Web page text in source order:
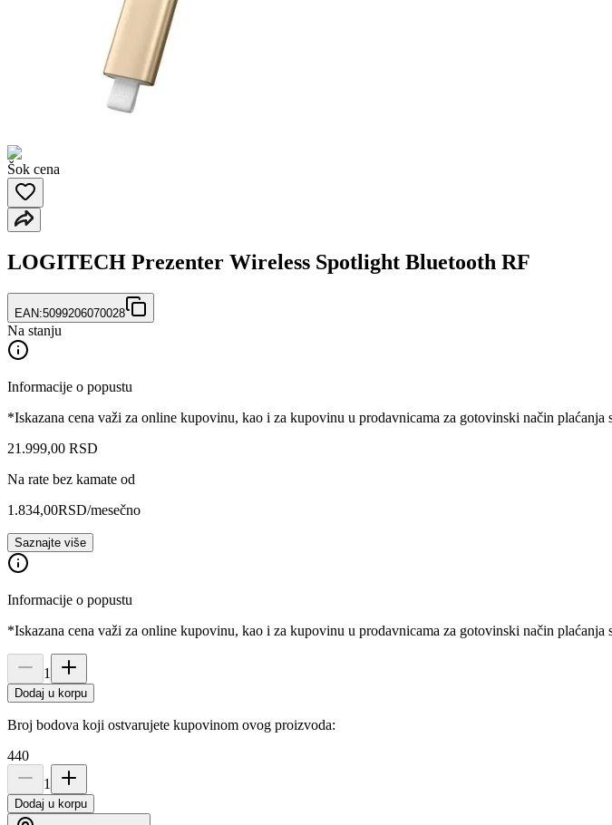
Šok cena
LOGITECH Prezenter Wireless Spotlight Bluetooth RF
EAN:5099206070028
Na stanju
Informacije o popustu
*Iskazana cena važi za online kupovinu, kao i za kupovinu u prodavnicama za gotovinski način plaćanja
21.999,00 RSD
Na rate bez kamate od
1.834,00RSD/mesečno
Saznajte više
Informacije o popustu
*Iskazana cena važi za online kupovinu, kao i za kupovinu u prodavnicama za gotovinski način plaćanja
1
Dodaj u korpu
Broj bodova koji ostvarujete kupovinom ovog proizvoda:
440
1
Dodaj u korpu